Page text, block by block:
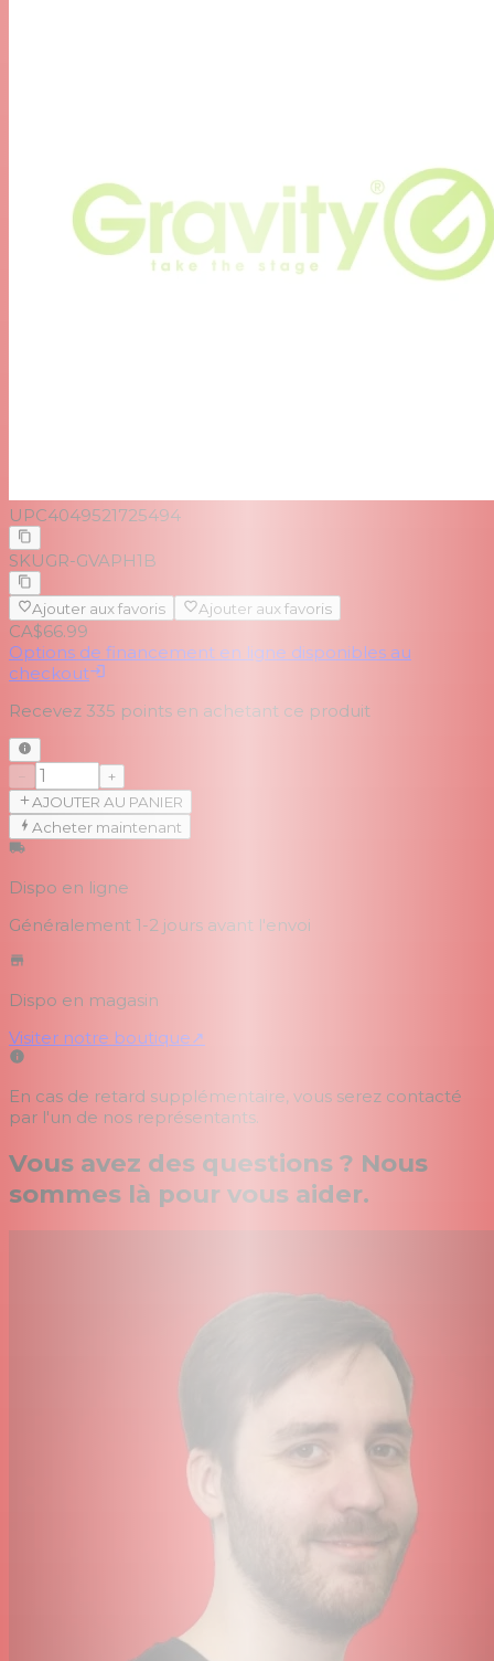
UPC4049521725494
SKUGR-GVAPH1B
Ajouter aux favoris Ajouter aux favoris
CA$66.99
Options de financement en ligne disponibles au
checkout
Recevez 335 points en achetant ce produit
+
AJOUTER AU PANIER
Acheter maintenant
Dispo en ligne
Généralement 1-2 jours avant l'envoi
Dispo en magasin
Visiter notre boutique↗
En cas de retard supplémentaire, vous serez contacté
par l'un de nos représentants.
Vous avez des questions ? Nous
sommes là pour vous aider.